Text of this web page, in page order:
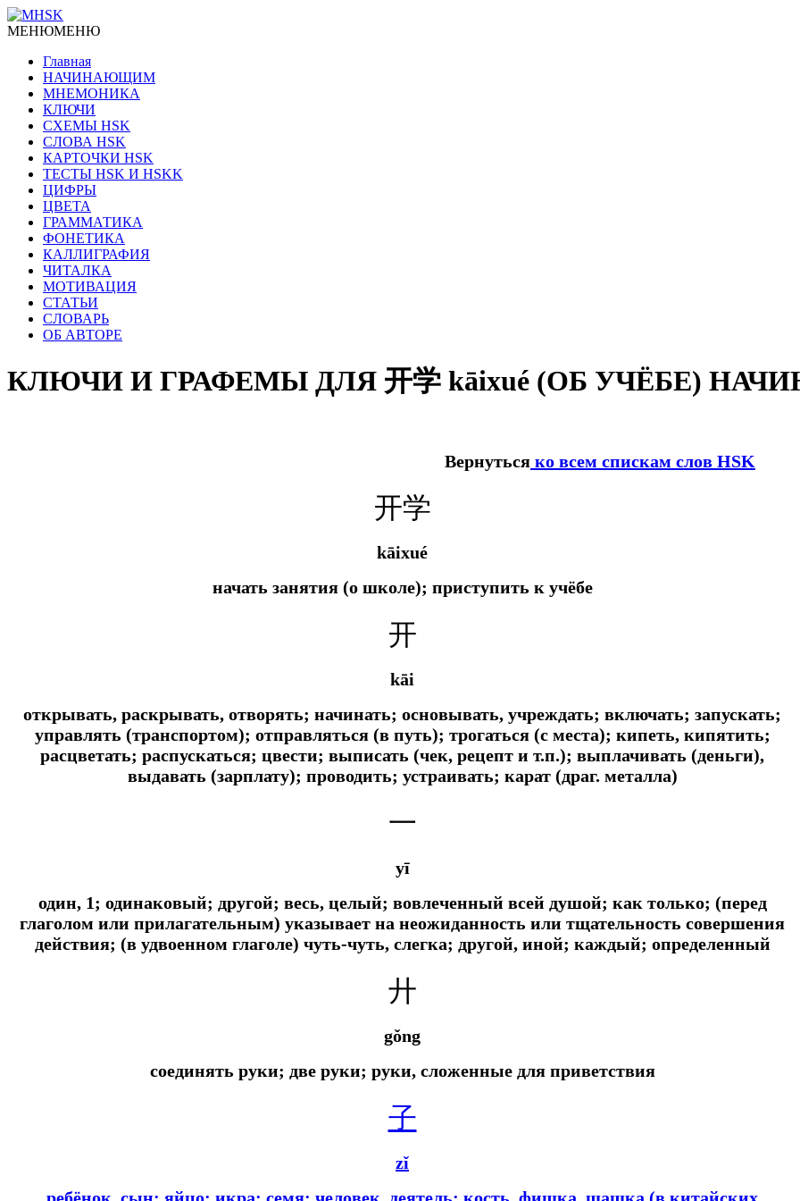
МЕНЮМЕНЮ
Главная
НАЧИНАЮЩИМ
МНЕМОНИКА
КЛЮЧИ
СХЕМЫ HSK
СЛОВА HSK
КАРТОЧКИ HSK
ТЕСТЫ HSK И HSKK
ЦИФРЫ
ЦВЕТА
ГРАММАТИКА
ФОНЕТИКА
КАЛЛИГРАФИЯ
ЧИТАЛКА
МОТИВАЦИЯ
СТАТЬИ
СЛОВАРЬ
ОБ АВТОРЕ
КЛЮЧИ И ГРАФЕМЫ ДЛЯ 开学 kāixué (ОБ УЧЁБЕ)
Вернуться ко всем спискам слов HSK
开学
kāixué
начать занятия (о школе); приступить к учёбе
开
kāi
открывать, раскрывать, отворять; начинать; основывать, учреждать; включать; запускать;
управлять (транспортом); отправляться (в путь); трогаться (с места); кипеть, кипятить;
расцветать; распускаться; цвести; выписать (чек, рецепт и т.п.); выплачивать (деньги),
выдавать (зарплату); проводить; устраивать; карат (драг. металла)
一
yī
один, 1; одинаковый; другой; весь, целый; вовлеченный всей душой; как только; (перед
глаголом или прилагательным) указывает на неожиданность или тщательность совершения
действия; (в удвоенном глаголе) чуть-чуть, слегка; другой, иной; каждый; определенный
廾
gǒng
соединять руки; две руки; руки, сложенные для приветствия
子
zǐ